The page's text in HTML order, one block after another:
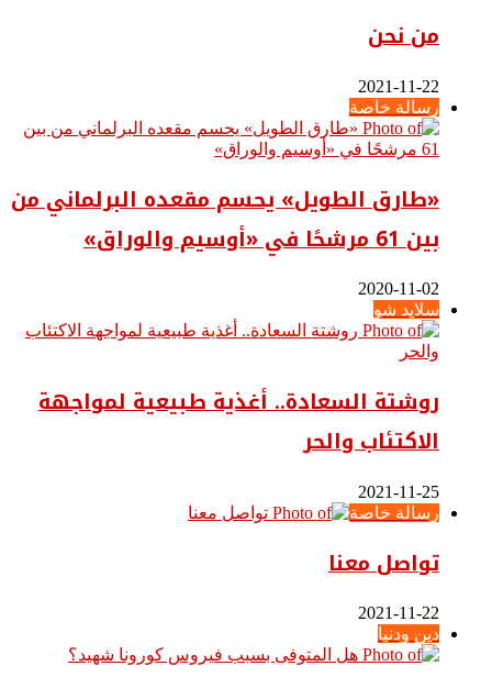
من نحن
2021-11-22
رسالة خاصة
«طارق الطويل» يحسم مقعده البرلماني من
بين 61 مرشحًا في «أوسيم والوراق»
2020-11-02
سلايد شو
روشتة السعادة.. أغذية طبيعية لمواجهة
الاكتئاب والحر
2021-11-25
رسالة خاصة
تواصل معنا
2021-11-22
دين ودنيا